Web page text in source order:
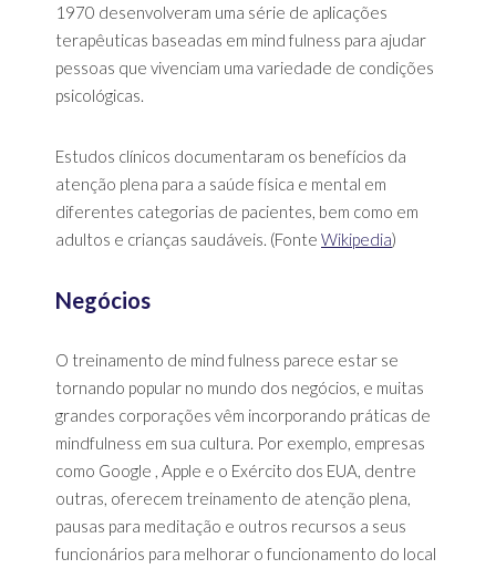
1970 desenvolveram uma série de aplicações
terapêuticas baseadas em mind fulness para ajudar
pessoas que vivenciam uma variedade de condições
psicológicas.
Estudos clínicos documentaram os benefícios da
atenção plena para a saúde física e mental em
diferentes categorias de pacientes, bem como em
adultos e crianças saudáveis. (Fonte Wikipedia)
Negócios
O treinamento de mind fulness parece estar se
tornando popular no mundo dos negócios, e muitas
grandes corporações vêm incorporando práticas de
mindfulness em sua cultura. Por exemplo, empresas
como Google , Apple e o Exército dos EUA, dentre
outras, oferecem treinamento de atenção plena,
pausas para meditação e outros recursos a seus
funcionários para melhorar o funcionamento do local